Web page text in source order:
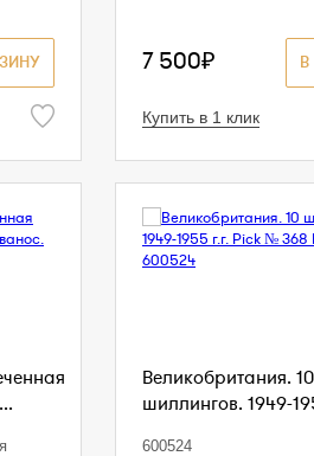
7 500₽
Купить в 1 клик
Великобритания. 10
шиллингов. 1949-
600524